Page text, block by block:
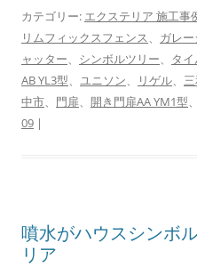
カテゴリー: エクステリア 施工事
リムフィックスフェンス、 ガレ
ャッター、 シンボルツリー、 タ
AB YL3型、 ユニソン、 リゲル、
中市、 門扉、 開き門扉AA YM1型、
09 |
噴水がハウスシンボ
リア